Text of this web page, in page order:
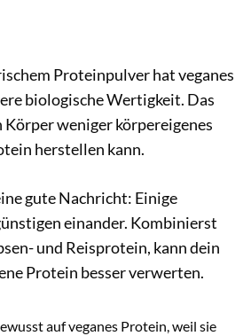
Proteinpulver hat veganes
biologische Wertigkeit. Das
Körper weniger körpereigenes
herstellen kann.
gute Nachricht: Einige
einander. Kombinierst
und Reisprotein, kann dein
Protein besser verwerten.
auf veganes Protein, weil sie